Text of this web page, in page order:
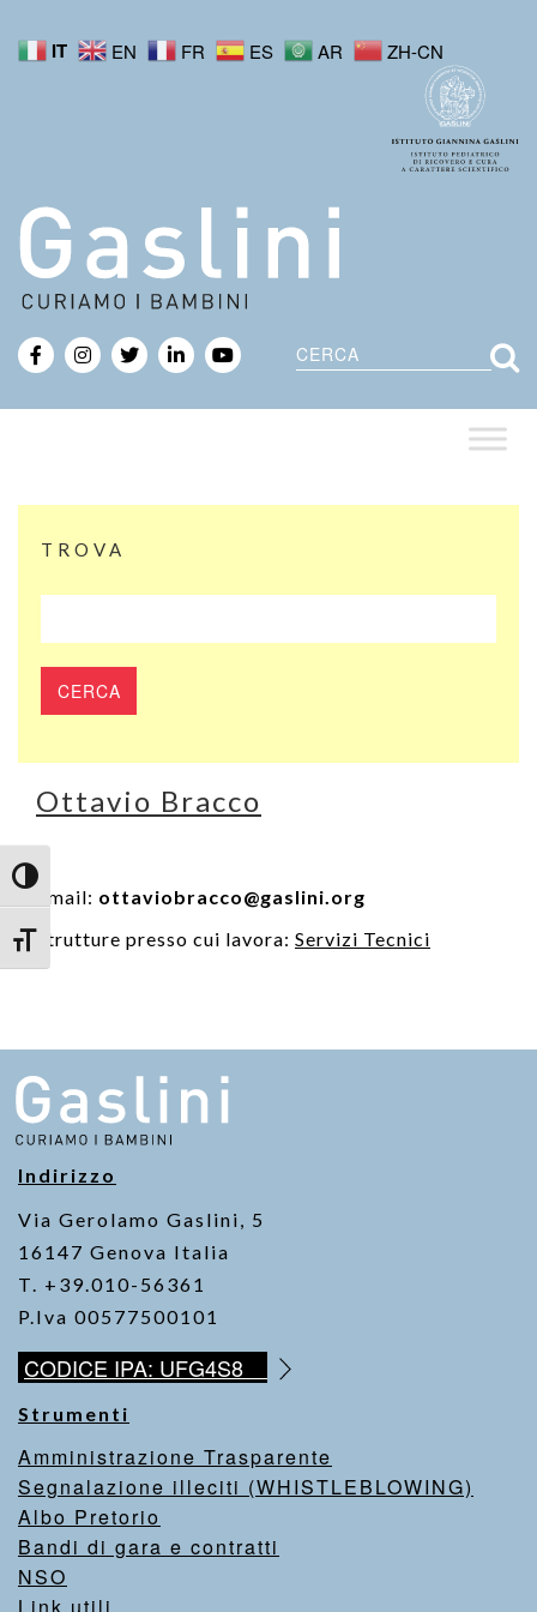
Attiva/disattiva alto contrasto
Attiva/disattiva dimensione testo
IT EN FR ES AR ZH-CN
Cerca
TROVA
Ottavio Bracco
Email: ottaviobracco@gaslini.org
Strutture presso cui lavora: Servizi Tecnici
Indirizzo
Via Gerolamo Gaslini, 5
16147 Genova Italia
T. +39.010-56361
P.Iva 00577500101
CODICE IPA: UFG4S8
Strumenti
Amministrazione Trasparente
Segnalazione illeciti (WHISTLEBLOWING)
Albo Pretorio
Bandi di gara e contratti
NSO
Link utili